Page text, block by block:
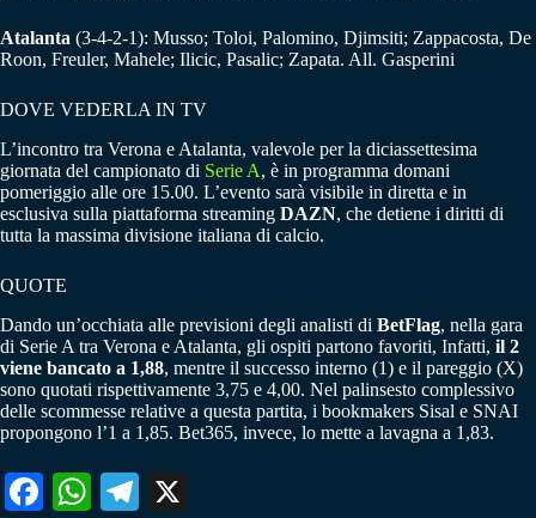
Atalanta (3-4-2-1): Musso; Toloi, Palomino, Djimsiti; Zappacosta, De
Roon, Freuler, Mahele; Ilicic, Pasalic; Zapata. All. Gasperini
DOVE VEDERLA IN TV
L’incontro tra Verona e Atalanta, valevole per la diciassettesima
giornata del campionato di Serie A, è in programma domani
pomeriggio alle ore 15.00. L’evento sarà visibile in diretta e in
esclusiva sulla piattaforma streaming DAZN, che detiene i diritti di
tutta la massima divisione italiana di calcio.
QUOTE
Dando un’occhiata alle previsioni degli analisti di BetFlag, nella gara
di Serie A tra Verona e Atalanta, gli ospiti partono favoriti, Infatti, il 2
viene bancato a 1,88, mentre il successo interno (1) e il pareggio (X)
sono quotati rispettivamente 3,75 e 4,00. Nel palinsesto complessivo
delle scommesse relative a questa partita, i bookmakers Sisal e SNAI
propongono l’1 a 1,85. Bet365, invece, lo mette a lavagna a 1,83.
Fa W
Te